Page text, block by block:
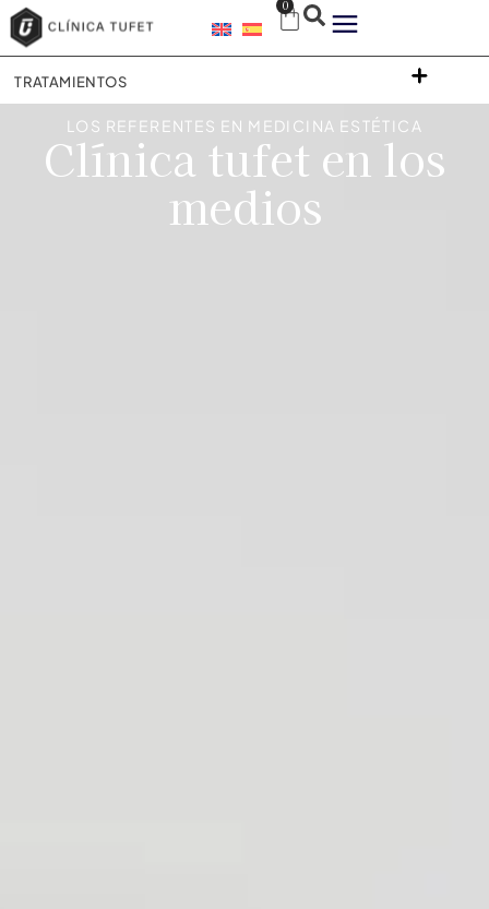
0
TRATAMIENTOS
LOS REFERENTES EN MEDICINA ESTÉTICA
Clínica tufet en los
medios